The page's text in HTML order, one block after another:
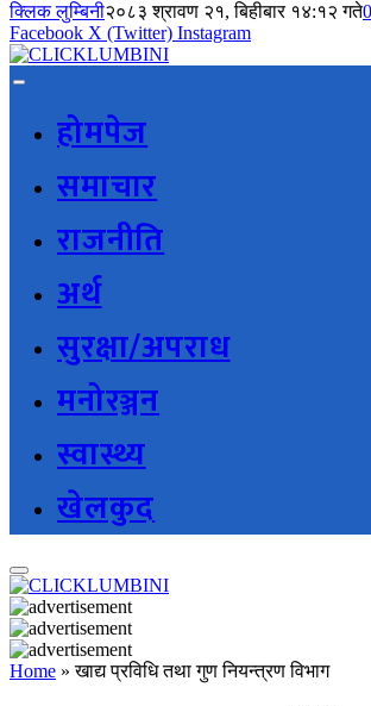
क्लिक लुम्बिनी२०८३ श्रावण २१, बिहीबार १४:१२ गते0
Facebook X (Twitter) Instagram
होमपेज
समाचार
राजनीति
अर्थ
सुरक्षा/अपराध
मनोरञ्जन
स्वास्थ्य
खेलकुद
Home »खाद्य प्रविधि तथा गुण नियन्त्रण विभाग